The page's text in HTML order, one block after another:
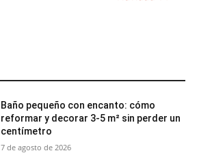
Baño pequeño con encanto: cómo
reformar y decorar 3-5 m² sin perder un
centímetro
7 de agosto de 2026